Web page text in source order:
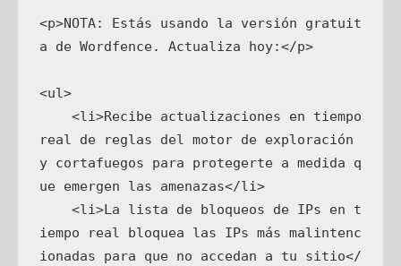
<p>NOTA: Estás usando la versión gratuit
a de Wordfence. Actualiza hoy:</p>
<ul>
real de reglas del motor de exploración
y cortafuegos para protegerte a medida q
ue emergen las amenazas</li>
iempo real bloquea las IPs más malintenc
ionadas para que no accedan a tu sitio</